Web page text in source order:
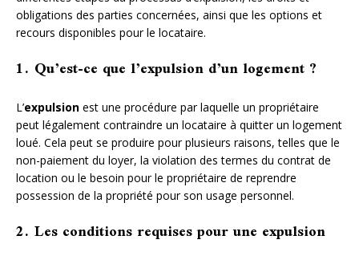
obligations des parties concernées, ainsi que les options et
recours disponibles pour le locataire.
1. Qu’est-ce que l’expulsion d’un logement ?
L’expulsion est une procédure par laquelle un propriétaire
peut légalement contraindre un locataire à quitter un logement
loué. Cela peut se produire pour plusieurs raisons, telles que le
non-paiement du loyer, la violation des termes du contrat de
location ou le besoin pour le propriétaire de reprendre
possession de la propriété pour son usage personnel.
2. Les conditions requises pour une expulsion